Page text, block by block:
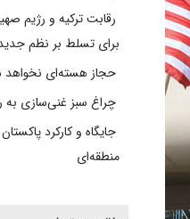
رقابت ترکیه و رژیم
برای تسلط بر نظم
حجاز هسته‌ای
چراغ سبز غنی‌سازی
جایگاه و کارکرد
منطقه‌ای